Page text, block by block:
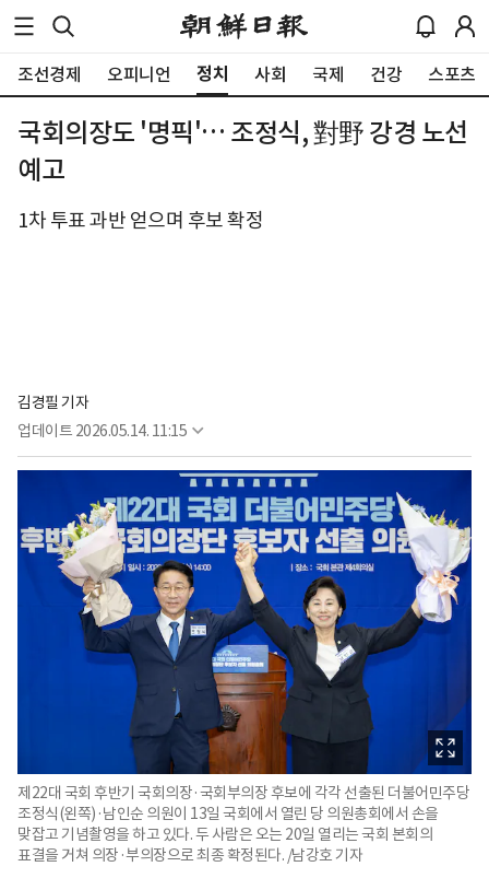
조선경제 오피니언 정치 사회 국제 건강 스포츠
국회의장도 '명픽'… 조정식, 對野 강경 노선
예고
1차 투표 과반 얻으며 후보 확정
김경필 기자
업데이트 2026.05.14. 11:15
제22대 국회 후반기 국회의장·국회부의장 후보에 각각 선출된 더불어민주당
조정식(왼쪽)·남인순 의원이 13일 국회에서 열린 당 의원총회에서 손을
맞잡고 기념촬영을 하고 있다. 두 사람은 오는 20일 열리는 국회 본회의
표결을 거쳐 의장·부의장으로 최종 확정된다. /남강호 기자